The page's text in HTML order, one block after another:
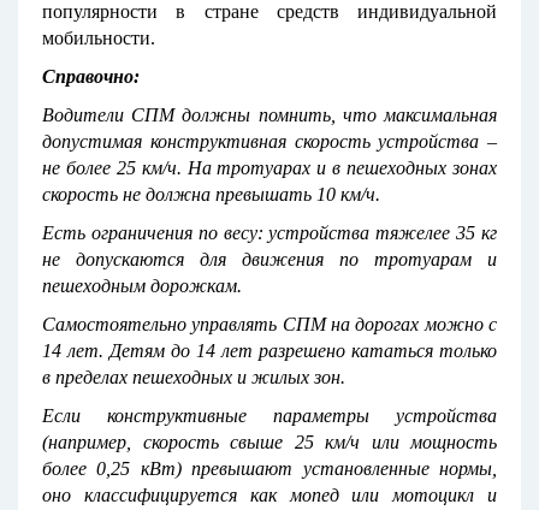
популярности в стране средств индивидуальной
мобильности.
Справочно:
Водители СПМ должны помнить, что максимальная
допустимая конструктивная скорость устройства –
не более 25 км/ч. На тротуарах и в пешеходных зонах
скорость не должна превышать 10 км/ч.
Есть ограничения по весу: устройства тяжелее 35 кг
не допускаются для движения по тротуарам и
пешеходным дорожкам.
Самостоятельно управлять СПМ на дорогах можно с
14 лет. Детям до 14 лет разрешено кататься только
в пределах пешеходных и жилых зон.
Если конструктивные параметры устройства
(например, скорость свыше 25 км/ч или мощность
более 0,25 кВт) превышают установленные нормы,
оно классифицируется как мопед или мотоцикл и